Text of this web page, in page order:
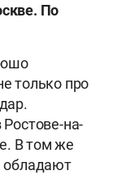
По
только про
на-
В том же
обладают